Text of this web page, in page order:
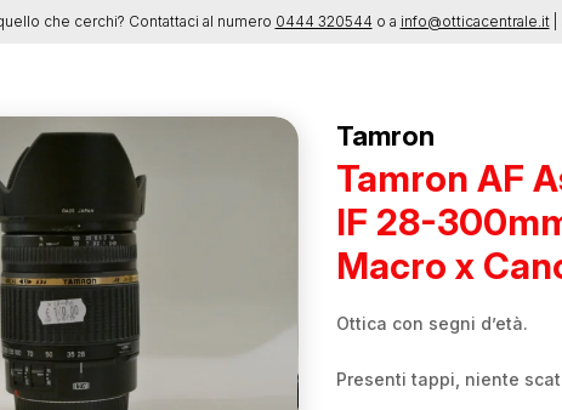
Tamron
Tamron AF
IF 28-
Macro x
Ottica con segni d’età.
Presenti tappi, niente
che cerchi? Contattaci al numero 0444 320544 o a info@otticacentrale.it|